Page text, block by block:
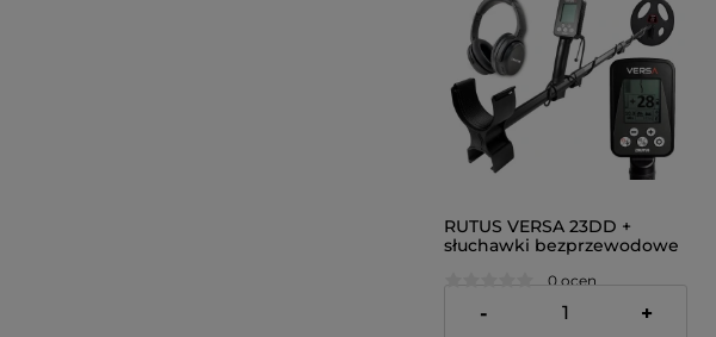
RUTUS VERSA 23DD +
słuchawki bezprzewodowe
wykrywacz metali
0 ocen
3 890,00 zł
- +